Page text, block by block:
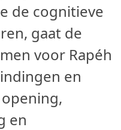
de cognitieve
gaat de
voor Rapéh
en
en